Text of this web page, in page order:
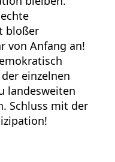
bloßer
von Anfang an!
einzelnen
landesweiten
Schluss mit der